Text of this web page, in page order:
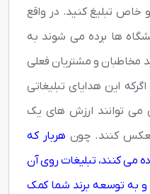
تبلیغ کنید. در واقع
ها برده می شوند به
مخاطبان و مشتریان فعلی
این هدایای تبلیغاتی
می توانند ارزش های یک
کنند. چون هربار که
می کنند، تبلیغات روی آن
و به توسعه برند شما کمک